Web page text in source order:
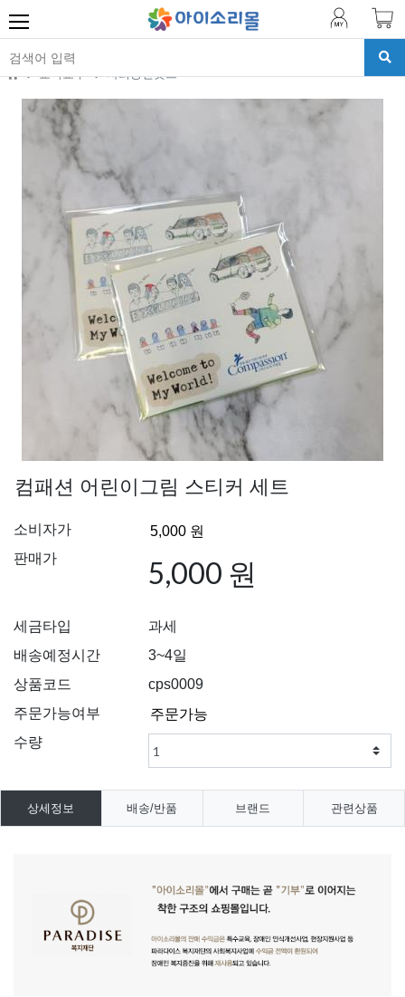
교육교구 사회공헌굿즈
컴패션 어린이그림 스티커 세트
소비자가
판매가
5,000 원
세금타입
과세
배송예정시간
3~4일
상품코드
cps0009
주문가능여부
수량
상세정보 배송/반품 브랜드 관련상품